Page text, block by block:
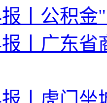
丨公积
丨广东